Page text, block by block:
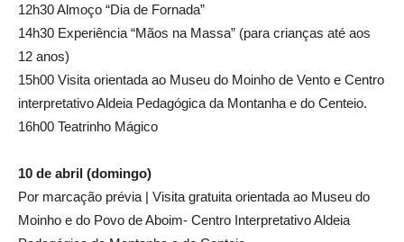
12h30 Almoço “Dia de Fornada”
14h30 Experiência “Mãos na Massa” (para crianças até aos
12 anos)
15h00 Visita orientada ao Museu do Moinho de Vento e Centro
interpretativo Aldeia Pedagógica da Montanha e do Centeio.
16h00 Teatrinho Mágico
10 de abril (domingo)
Por marcação prévia | Visita gratuita orientada ao Museu do
Moinho e do Povo de Aboim- Centro Interpretativo Aldeia